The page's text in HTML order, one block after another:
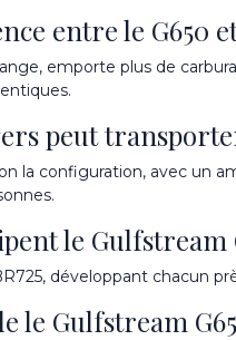
entre le G650
emporte plus de
peut
la configuration, avec un
le Gulfstream
développant chacun
le Gulfstream